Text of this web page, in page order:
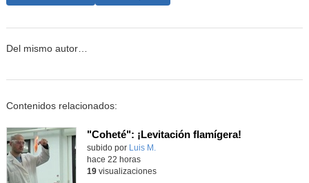
Del mismo autor…
Contenidos relacionados:
"Coheté": ¡Levitación flamígera!
Contenido educativo.
subido por Luis M.
hace 22 horas
19visualizaciones